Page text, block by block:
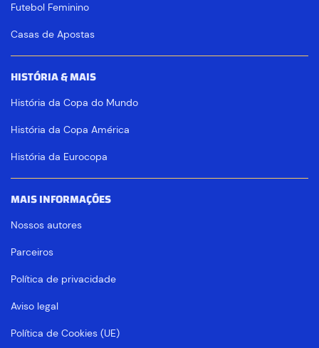
Futebol Feminino
Casas de Apostas
HISTÓRIA & MAIS
História da Copa do Mundo
História da Copa América
História da Eurocopa
MAIS INFORMAÇÕES
Nossos autores
Parceiros
Política de privacidade
Aviso legal
Política de Cookies (UE)